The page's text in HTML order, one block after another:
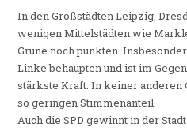
In den Großstädten Leipzig,
wenigen Mittelstädten wie
Grüne noch punkten.
Linke behaupten und ist im
stärkste Kraft. In keiner anderen
so geringen Stimmenanteil.
Auch die SPD gewinnt in der